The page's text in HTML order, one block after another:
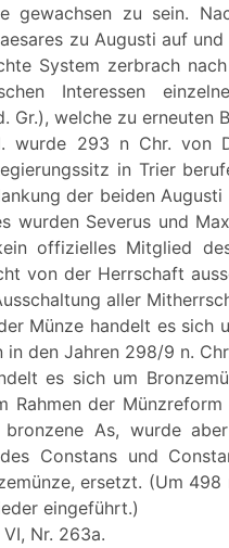
gewachsen zu sein.
zu Augusti auf
System zerbrach
Interessen
Gr.), welche zu erneuten
wurde 293 n Chr. von
in Trier
der beiden
wurden Severus und
offizielles Mitglied
von der Herrschaft
aller
Münze handelt es sich
in den Jahren 298/9 n.
es sich um
Rahmen der
As, wurde
Constans und
ersetzt. (Um
eingeführt.)
Nr. 263a.